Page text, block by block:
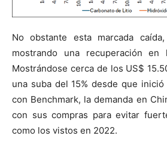
No obstante esta marcada
mostrando una recuperación
Mostrándose cerca de los US$
una suba del 15% desde que
con Benchmark, la demanda en
con sus compras para evitar
como los vistos en 2022.